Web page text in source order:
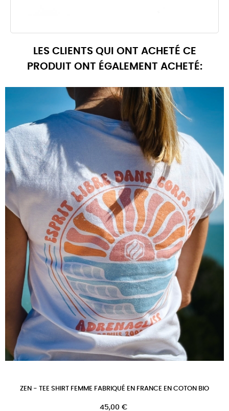
LES CLIENTS QUI ONT ACHETÉ CE
PRODUIT ONT ÉGALEMENT ACHETÉ:
ZEN - TEE SHIRT FEMME FABRIQUÉ EN FRANCE EN COTON BIO
Prix
45,00 €